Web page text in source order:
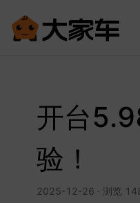
开台
验！
2025-12-26 · 浏览